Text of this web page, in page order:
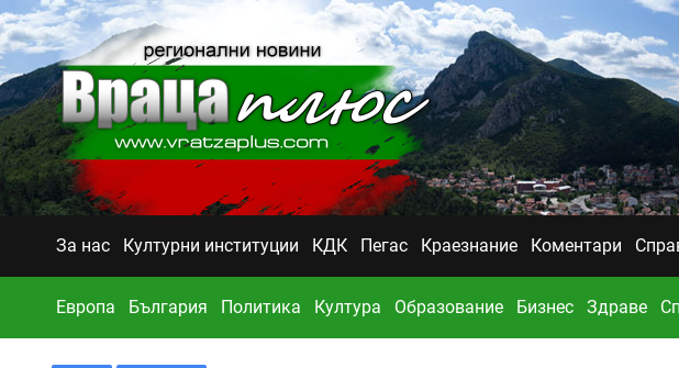
За нас Културни институции КДК Пегас Краезнание Коментари
Европа България Политика Култура Образование Бизнес Здраве